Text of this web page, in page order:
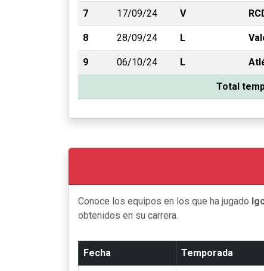
7 17/09/24 V
8 28/09/24 L
9 06/10/24 L
Total
Conoce los equipos en los que ha jugado
obtenidos en su carrera.
Fecha Temporada